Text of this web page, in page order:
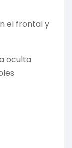
el frontal y
oculta